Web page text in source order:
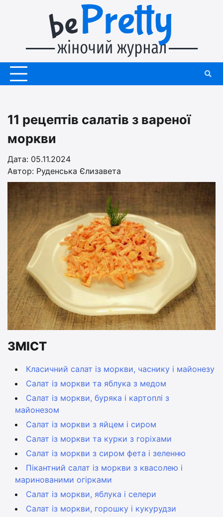
11 рецептів салатів з вареної
моркви
Дата: 05.11.2024
Автор: Руденська Єлизавета
ЗМІСТ
Класичний салат із моркви, часнику і майонезу
Салат із моркви та яблука з медом
Салат із моркви, буряка і картоплі з
майонезом
Салат із моркви з яйцем і сиром
Салат із моркви та курки з горіхами
Салат із моркви з сиром фета і зеленню
Пікантний салат із моркви з квасолею і
маринованими огірками
Салат із моркви, яблука і селери
Салат із моркви, горошку і кукурудзи